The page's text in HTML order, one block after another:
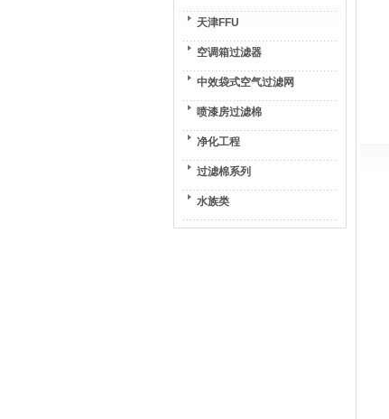
天津FFU
空调箱过滤器
中效袋式空气过滤网
喷漆房过滤棉
净化工程
过滤棉系列
水族类